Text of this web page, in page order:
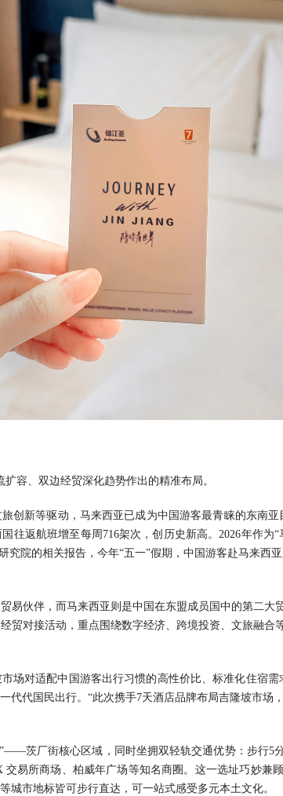
容、双边经贸深化趋势作出的精准布局。
创新等驱动，马来西亚已成为中国游客最青睐的东南亚
往返航班增至每周716架次，创历史新高。2026年作为
院的相关报告，今年“五一”假期，中国游客赴马来西
易伙伴，而马来西亚则是中国在东盟成员国中的第二大
贸对接活动，重点围绕数字经济、跨境投资、文旅融合
场对适配中国游客出行习惯的高性价比、标准化住宿
代代国民出行。“此次携手7天酒店品牌布局吉隆坡市
茨厂街核心区域，同时坐拥双轻轨交通优势：步行5
易所商场、柏威年广场等知名商圈。这一选址巧妙兼
市地标皆可步行直达，可一站式感受多元本土文化。